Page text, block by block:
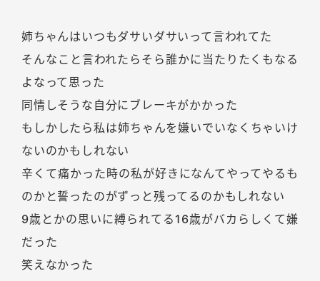
姉ちゃんはいつもダサいダサいって言われてた
そんなこと言われたらそら誰かに当たりたくもなる
よなって思った
同情しそうな自分にブレーキがかかった
もしかしたら私は姉ちゃんを嫌いでいなくちゃいけ
ないのかもしれない
辛くて痛かった時の私が好きになんてやってやるも
のかと誓ったのがずっと残ってるのかもしれない
9歳とかの思いに縛られてる16歳がバカらしくて嫌
だった
笑えなかった